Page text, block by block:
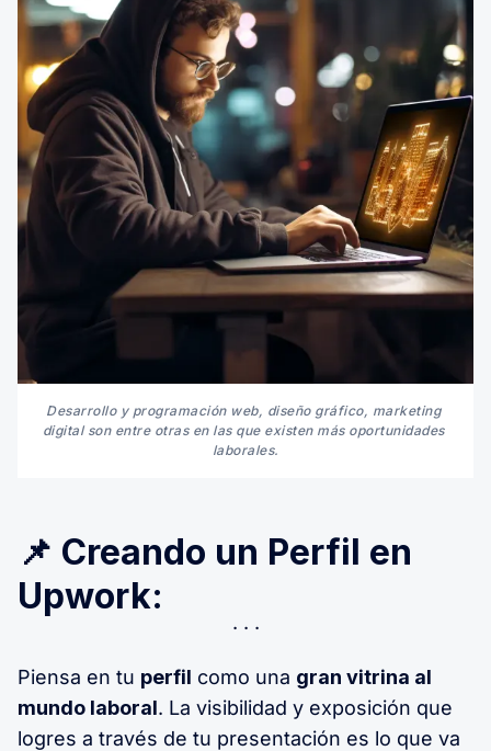
Desarrollo y programación web, diseño gráfico, marketing
digital son entre otras en las que existen más oportunidades
laborales.
📌 Creando un Perfil en
Upwork:
Piensa en tu perfil como una gran vitrina al
mundo laboral. La visibilidad y exposición que
logres a través de tu presentación es lo que va